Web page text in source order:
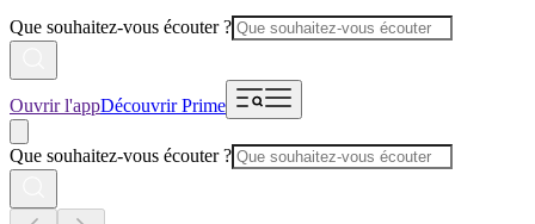
Que souhaitez-vous écouter ?
Ouvrir l'appDécouvrir Prime
Que souhaitez-vous écouter ?